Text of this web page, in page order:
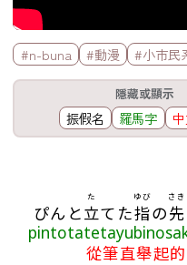
標籤欄
#n-buna #動漫 #小市民
隱藏或顯示
振假名 羅馬字
ぴんと立
た
てた指
ゆび
の先
さき
從筆直舉起